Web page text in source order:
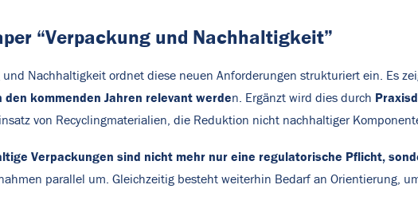
“Verpackung und Nachhaltigkeit”
und Nachhaltigkeit ordnet diese neuen Anforderungen strukturiert ein. Es
kommenden Jahren relevant werden. Ergänzt wird dies durch
von Recyclingmaterialien, die Reduktion nicht nachhaltiger
Verpackungen sind nicht mehr nur eine regulatorische Pflicht,
parallel um. Gleichzeitig besteht weiterhin Bedarf an Orientierung,